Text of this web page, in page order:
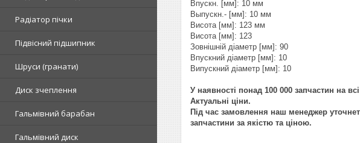
Радіатор пічки
Підвісний підшипник
Шруси (гранати)
Диск зчеплення
Гальмівний барабан
Гальмівний диск
Впускн. [мм]: 10 мм
Выпускн.- [мм]: 10 мм
Висота [мм]: 123 мм
Висота [мм]: 123
Зовнішній діаметр [мм]: 90
Впускний діаметр [мм]: 10
Випускний діаметр [мм]: 10
У наявності понад 100 000 запчастин на
Актуальні ціни.
Під час замовлення наш менеджер
запчастини за якістю та ціною.